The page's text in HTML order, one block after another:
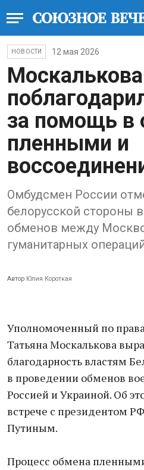
НОВОСТИ 12 мая 2026
Москалькова
за помощь в
пленными и
Омбудсмен России
белорусской стороны
обменов между
гуманитарных
Автор Юлия Короткая
Уполномоченный по
Татьяна Москалькова
благодарность властям
в проведении обменов
Россией и Украиной. Об
встрече с президентом
Путиным.
Процесс обмена